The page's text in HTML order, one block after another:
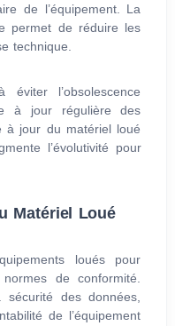
de l’équipement. La
permet de réduire les
technique.
l’obsolescence
à jour régulière des
à jour du matériel loué
l’évolutivité pour
Matériel Loué
loués pour
de conformité.
des données,
de l’équipement